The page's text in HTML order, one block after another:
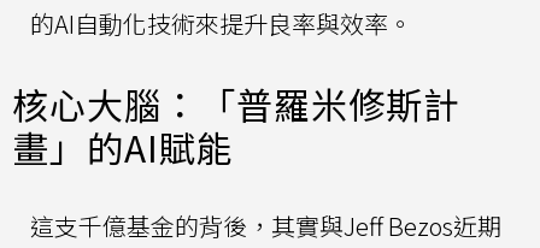
的AI自動化技術來提升良率與效率。
核心大腦：「普羅米修斯計
畫」的AI賦能
這支千億基金的背後，其實與Jeff Bezos近期